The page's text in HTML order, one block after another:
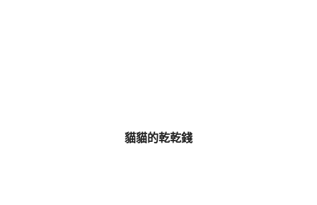
貓貓的乾乾錢